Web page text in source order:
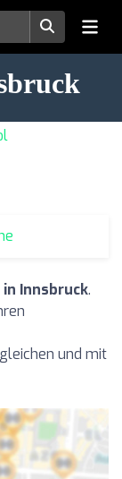
Innsbruck.
und mit